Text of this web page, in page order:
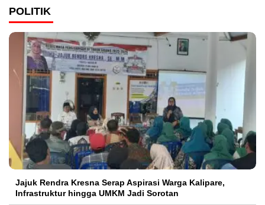
POLITIK
Jajuk Rendra Kresna Serap Aspirasi Warga Kalipare,
Infrastruktur hingga UMKM Jadi Sorotan